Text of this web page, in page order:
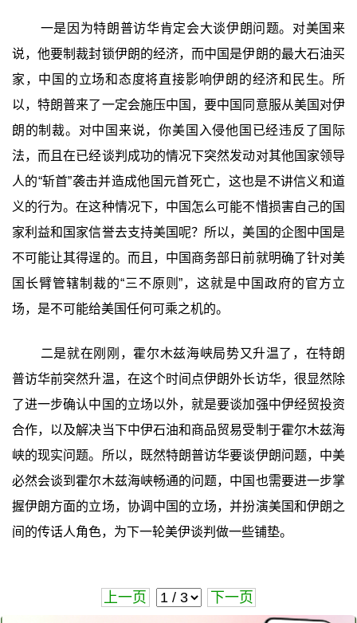
一是因为特朗普访华肯定会大谈伊朗问题。对美国来
说，他要制裁封锁伊朗的经济，而中国是伊朗的最大石油买
家，中国的立场和态度将直接影响伊朗的经济和民生。所
以，特朗普来了一定会施压中国，要中国同意服从美国对伊
朗的制裁。对中国来说，你美国入侵他国已经违反了国际
法，而且在已经谈判成功的情况下突然发动对其他国家领导
人的“斩首”袭击并造成他国元首死亡，这也是不讲信义和道
义的行为。在这种情况下，中国怎么可能不惜损害自己的国
家利益和国家信誉去支持美国呢？所以，美国的企图中国是
不可能让其得逞的。而且，中国商务部日前就明确了针对美
国长臂管辖制裁的“三不原则”，这就是中国政府的官方立
场，是不可能给美国任何可乘之机的。
二是就在刚刚，霍尔木兹海峡局势又升温了，在特朗
普访华前突然升温，在这个时间点伊朗外长访华，很显然除
了进一步确认中国的立场以外，就是要谈加强中伊经贸投资
合作，以及解决当下中伊石油和商品贸易受制于霍尔木兹海
峡的现实问题。所以，既然特朗普访华要谈伊朗问题，中美
必然会谈到霍尔木兹海峡畅通的问题，中国也需要进一步掌
握伊朗方面的立场，协调中国的立场，并扮演美国和伊朗之
间的传话人角色，为下一轮美伊谈判做一些铺垫。
上一页 下一页